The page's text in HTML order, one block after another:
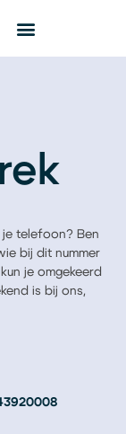
telefoon? Ben
bij dit nummer
je omgekeerd
is bij ons,